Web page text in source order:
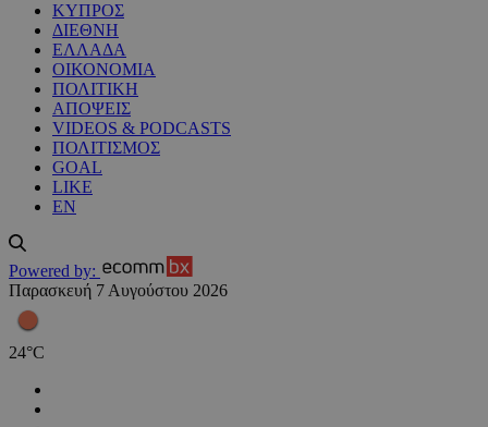
ΚΥΠΡΟΣ
ΔΙΕΘΝΗ
ΕΛΛΑΔΑ
ΟΙΚΟΝΟΜΙΑ
ΠΟΛΙΤΙΚΗ
ΑΠΟΨΕΙΣ
VIDEOS & PODCASTS
ΠΟΛΙΤΙΣΜΟΣ
GOAL
LIKE
EN
Powered by:
Παρασκευή 7 Αυγούστου 2026
24°C